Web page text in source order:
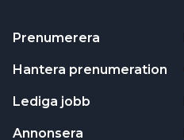
Prenumerera
Hantera prenumeration
Lediga jobb
Annonsera